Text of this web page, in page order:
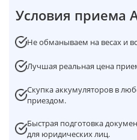
Условия приема
Не обманываем на весах и
Лучшая реальная цена
Скупка аккумуляторов в
приездом.
Быстрая подготовка
для юридических лиц.